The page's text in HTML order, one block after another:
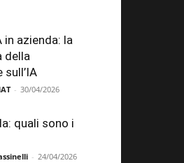
in azienda: la
della
sull’IA
- 30/04/2026
quali sono i
- 24/04/2026